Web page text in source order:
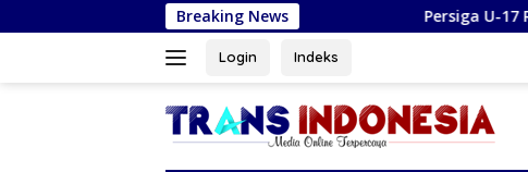
ke
Breaking NewsPersiga U-17 Resmi Diperkenalkan,
Login Indeks